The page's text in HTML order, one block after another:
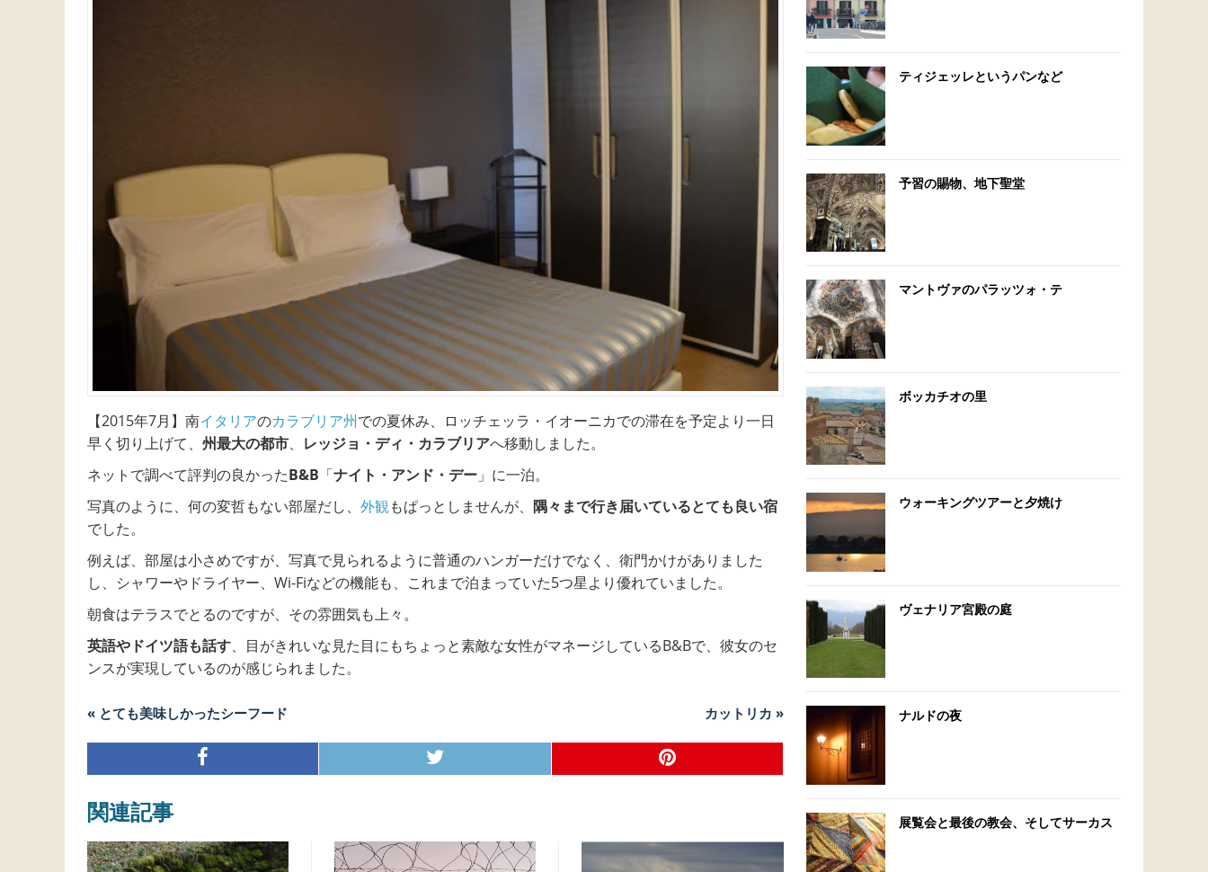
【2015年7月】南イタリアのカラブリア州での夏休み、ロッチェッラ・イオーニカでの滞在を予定より一日
早く切り上げて、 州最大の都市、 レッジョ・ディ・カラブリアへ移動しました。
ネットで調べて評判の良かったB&B 「ナイト・アンド・デー 」に一泊。
写真のように、何の変哲もない部屋だし、 外観もぱっとしませんが、 隅々まで行き届いているとても良い宿
でした。
例えば、部屋は小さめですが、写真で見られるように普通のハンガーだけでなく、衛門かけがありました
し、シャワーやドライヤー、Wi-Fiなどの機能も、これまで泊まっていた5つ星より優れていました。
朝食はテラスでとるのですが、その雰囲気も上々。
英語やドイツ語も話す、目がきれいな見た目にもちょっと素敵な女性がマネージしているB&Bで、彼女のセ
ンスが実現しているのが感じられました。
« とても美味しかったシーフード カットリカ »
関連記事
ティジェッレというパンなど
予習の賜物、地下聖堂
マントヴァのパラッツォ・テ
ボッカチオの里
ウォーキングツアーと夕焼け
ヴェナリア宮殿の庭
ナルドの夜
展覧会と最後の教会、そしてサーカス